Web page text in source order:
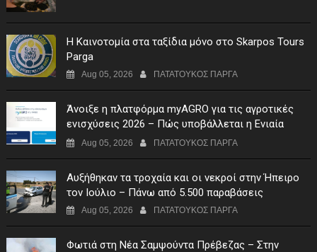
Η Καινοτομία στα ταξίδια μόνο στο Skarpos Tours
Parga
Aug 05, 2026 ΠΑΤΑΤΟΥΚΟΣ ΠΑΡΓΑ
Άνοιξε η πλατφόρμα myAGRO για τις αγροτικές
ενισχύσεις 2026 – Πώς υποβάλλεται η Ενιαία
Αίτηση Ενίσχυσης
Aug 05, 2026 ΠΑΤΑΤΟΥΚΟΣ ΠΑΡΓΑ
Αυξήθηκαν τα τροχαία και οι νεκροί στην Ήπειρο
τον Ιούλιο – Πάνω από 5.500 παραβάσεις
Aug 05, 2026 ΠΑΤΑΤΟΥΚΟΣ ΠΑΡΓΑ
Φωτιά στη Νέα Σαμψούντα Πρέβεζας – Στην